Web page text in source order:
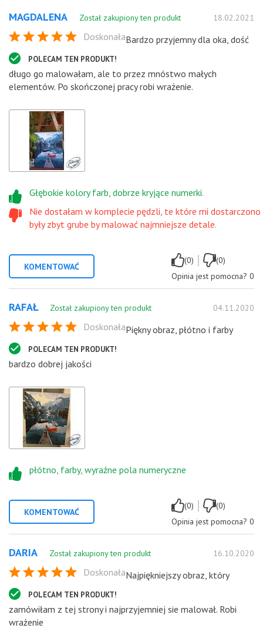
MAGDALENA Został zakupiony ten produkt 18.02.2021
Doskonała
POLECAM TEN PRODUKT!
Bardzo przyjemny dla oka, dość
długo go malowałam, ale to przez mnóstwo małych
elementów. Po skończonej pracy robi wrażenie.
Nie dostałam w komplecie pędzli, te które mi dostarczono
były zbyt grube by malować najmniejsze detale.
Głębokie kolory farb, dobrze kryjące numerki.
KOMENTOWAĆ
(0) |
(0)
Opinia jest pomocna? 0
RAFAŁ Został zakupiony ten produkt 04.11.2020
Doskonała
POLECAM TEN PRODUKT!
Piękny obraz, płótno i farby
bardzo dobrej jakości
płótno, farby, wyraźne pola numeryczne
KOMENTOWAĆ
(0) |
(0)
Opinia jest pomocna? 0
DARIA Został zakupiony ten produkt 16.10.2020
Doskonała
POLECAM TEN PRODUKT!
Najpiękniejszy obraz, który
zamówiłam z tej strony i najprzyjemniej sie malował. Robi
wrażenie